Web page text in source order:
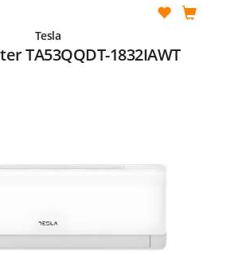
Tesla
TA53QQDT-1832IAWT